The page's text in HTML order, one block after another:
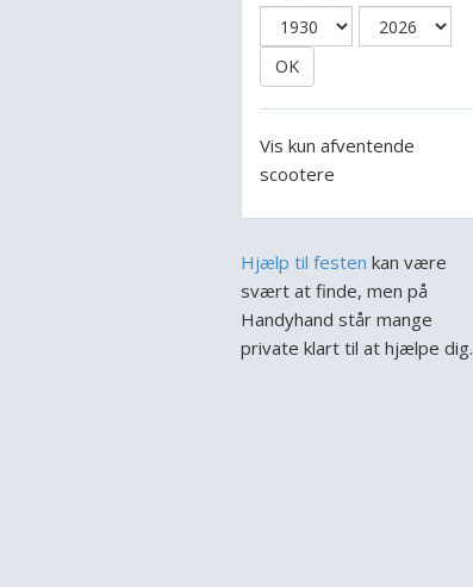
OK
Vis kun afventende
scootere
Hjælp til festen kan være
svært at finde, men på
Handyhand står mange
private klart til at hjælpe dig.